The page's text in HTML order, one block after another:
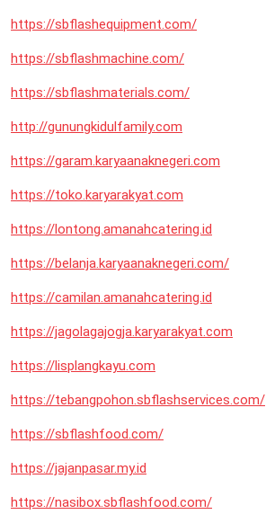
https://sbflashequipment.com/
https://sbflashmachine.com/
https://sbflashmaterials.com/
http://gunungkidulfamily.com
https://garam.karyaanaknegeri.com
https://toko.karyarakyat.com
https://lontong.amanahcatering.id
https://belanja.karyaanaknegeri.com/
https://camilan.amanahcatering.id
https://jagolagajogja.karyarakyat.com
https://lisplangkayu.com
https://tebangpohon.sbflashservices.com/
https://sbflashfood.com/
https://jajanpasar.my.id
https://nasibox.sbflashfood.com/